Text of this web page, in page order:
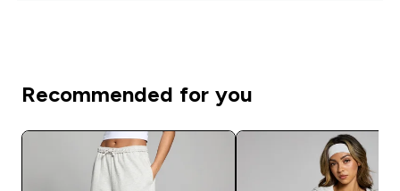
Recommended for you